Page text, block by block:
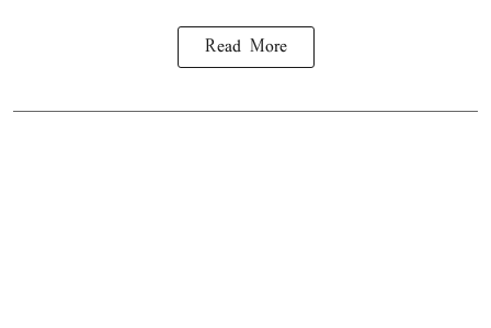
Read More